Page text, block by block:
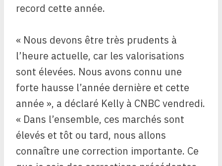
record cette année.
« Nous devons être très prudents à
l’heure actuelle, car les valorisations
sont élevées. Nous avons connu une
forte hausse l’année dernière et cette
année », a déclaré Kelly à CNBC vendredi.
« Dans l’ensemble, ces marchés sont
élevés et tôt ou tard, nous allons
connaître une correction importante. Ce